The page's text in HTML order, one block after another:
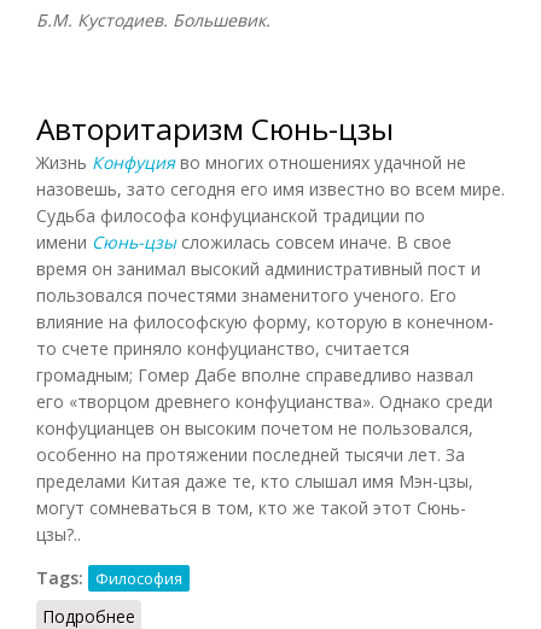
Б.М. Кустодиев. Большевик.
Авторитаризм Сюнь-цзы
Жизнь Конфуцияво многих отношениях удачной не
назовешь, зато сегодня его имя известно во всем мире.
Судьба философа конфуцианской традиции по
имени Сюнь-цзысложилась совсем иначе. В свое
время он занимал высокий административный пост и
пользовался почестями знаменитого ученого. Его
влияние на философскую форму, которую в конечном-
то счете приняло конфуцианство, считается
громадным; Гомер Дабе вполне справедливо назвал
его «творцом древнего конфуцианства». Однако среди
конфуцианцев он высоким почетом не пользовался,
особенно на протяжении последней тысячи лет. За
пределами Китая даже те, кто слышал имя Мэн-цзы,
могут сомневаться в том, кто же такой этот Сюнь-
цзы?..
Tags:
Философия
Подробнее